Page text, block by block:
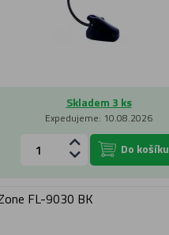
Skladem 3 ks
Expedujeme: 10.08.2026
Do košíku
FL-9030 BK